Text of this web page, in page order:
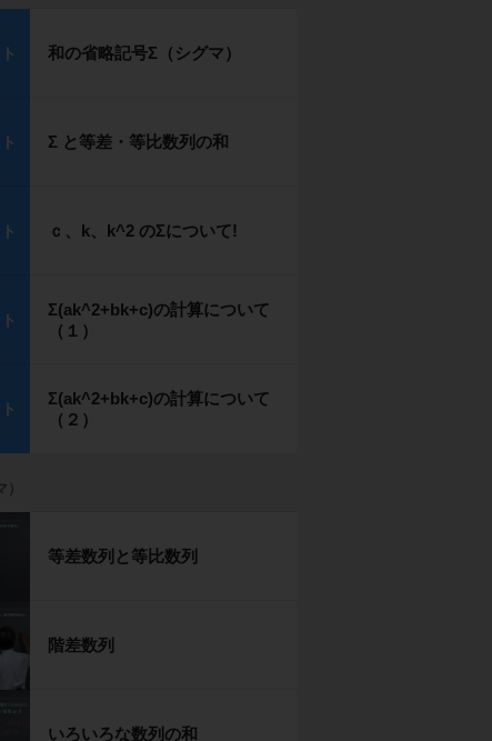
和の省略記号Σ（シグマ）
Σ と等差・等比数列の和
ｃ、k、k^2 のΣについて!
Σ(ak^2+bk+c)の計算について
（１）
Σ(ak^2+bk+c)の計算について
（２）
等差数列と等比数列
階差数列
いろいろな数列の和